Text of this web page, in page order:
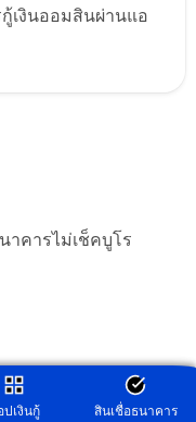
ปเงินกู้ สินเชื่อธนาคาร
เงินออมสินผ่านแอ
าคารไม่เช็คบูโร